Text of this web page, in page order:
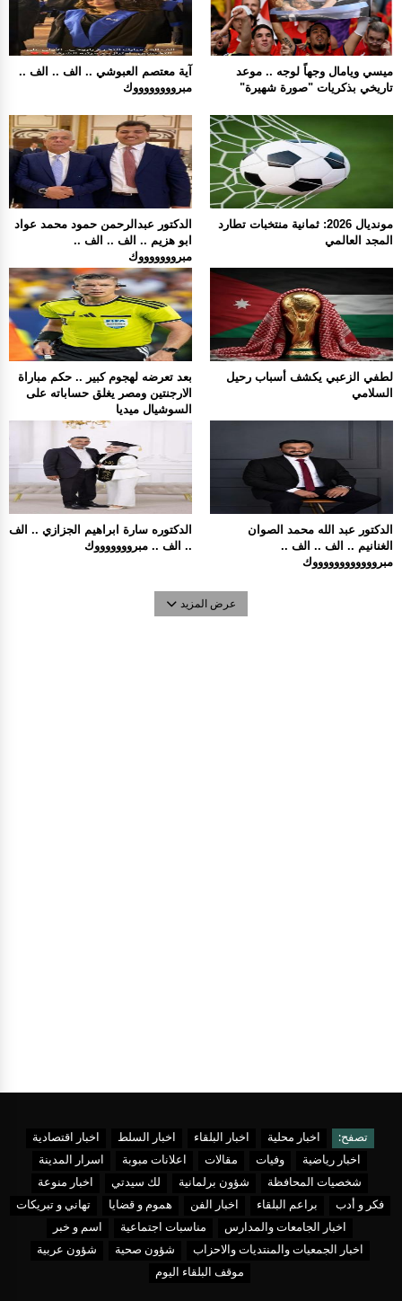
آية معتصم العبوشي .. الف .. الف ..
مبرووووووووك
ميسي ويامال وجهاً لوجه .. موعد
تاريخي بذكريات "صورة شهيرة"
الدكتور عبدالرحمن حمود محمد عواد
ابو هزيم .. الف .. الف ..
مبروووووووك
مونديال 2026: ثمانية منتخبات تطارد
المجد العالمي
بعد تعرضه لهجوم كبير .. حكم مباراة
الارجنتين ومصر يغلق حساباته على
السوشيال ميديا
لطفي الزعبي يكشف أسباب رحيل
السلامي
الدكتوره سارة ابراهيم الجزازي .. الف
.. الف .. مبروووووووك
الدكتور عبد الله محمد الصوان
الغنانيم .. الف .. الف ..
مبرووووووووووووك
عرض المزيد
تصفح: اخبار محلية اخبار البلقاء اخبار السلط
اخبار اقتصادية
اخبار رياضية
وفيات مقالات اعلانات مبوبة
اسرار المدينة
شخصيات المحافظة
شؤون برلمانية لك سيدتي
اخبار منوعة
فكر و أدب
براعم البلقاء اخبار الفن هموم و قضايا
تهاني و تبريكات
اخبار الجامعات والمدارس
مناسبات اجتماعية
اسم و خبر
اخبار الجمعيات والمنتديات والاحزاب
شؤون صحية
شؤون عربية
موقف البلقاء اليوم